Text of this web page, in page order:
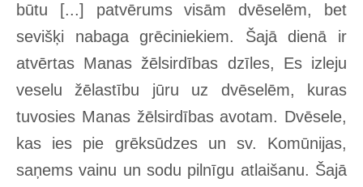
būtu [...] patvērums visām dvēselēm, bet
sevišķi nabaga grēciniekiem. Šajā dienā ir
atvērtas Manas žēlsirdības dzīles, Es izleju
veselu žēlastību jūru uz dvēselēm, kuras
tuvosies Manas žēlsirdības avotam. Dvēsele,
kas ies pie grēksūdzes un sv. Komūnijas,
saņems vainu un sodu pilnīgu atlaišanu. Šajā